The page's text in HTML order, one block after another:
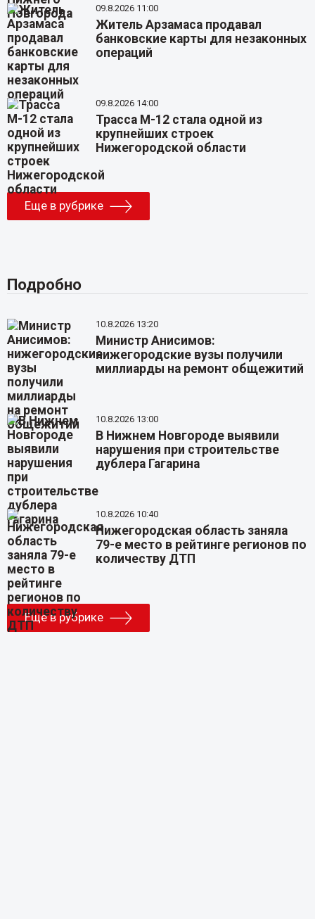
09.8.2026 11:00
Житель Арзамаса продавал
банковские карты для незаконных
операций
09.8.2026 14:00
Трасса М-12 стала одной из
крупнейших строек
Нижегородской области
Еще в рубрике
Подробно
10.8.2026 13:20
Министр Анисимов:
нижегородские вузы получили
миллиарды на ремонт общежитий
10.8.2026 13:00
В Нижнем Новгороде выявили
нарушения при строительстве
дублера Гагарина
10.8.2026 10:40
Нижегородская область заняла
79-е место в рейтинге регионов по
количеству ДТП
Еще в рубрике